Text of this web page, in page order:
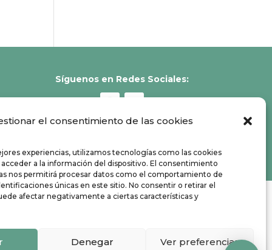
el consentimiento de las cookies
experiencias, utilizamos tecnologías como las cookies
acceder a la información del dispositivo. El consentimiento
nos permitirá procesar datos como el comportamiento de
únicas en este sitio. No consentir o retirar el
afectar negativamente a ciertas características y
Denegar Ver preferencias
Síguenos en Redes Sociales: